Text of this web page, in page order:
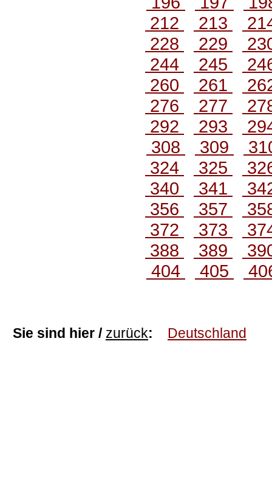
212
213
228
229
244
245
260
261
276
277
292
293
308
309
324
325
340
341
356
357
372
373
388
389
404
405
Sie sind hier / zurück: Deutschland